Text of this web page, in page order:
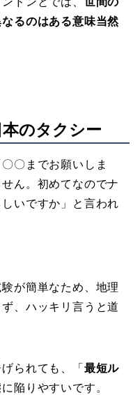
るのはある意味当然
のタクシー
〇までお願いしま
ん。初めてなのでナ
いですか」と言われ
が簡単なため、地理
、ハッキリ言うと道
られても、「 最短ル
陥りやすいです。